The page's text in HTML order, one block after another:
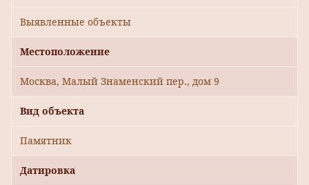
Выявленные объекты
Местоположение
Москва, Малый Знаменский пер., дом 9
Вид объекта
Памятник
Датировка